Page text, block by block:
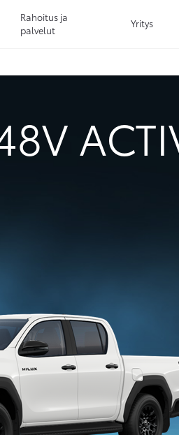
Rahoitus ja
palvelut
Yritys